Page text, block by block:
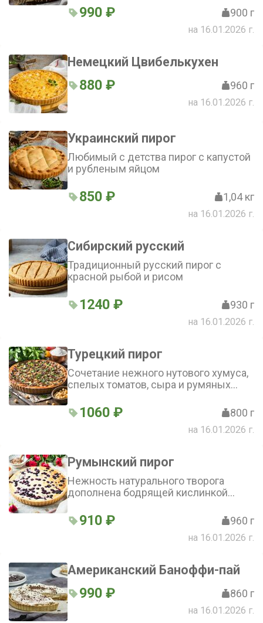
990 ₽ 900 г
на 16.01.2026 г.
Немецкий Цвибелькухен
880 ₽ 960 г
на 16.01.2026 г.
Украинский пирог
Любимый с детства пирог с капустой
и рубленым яйцом
850 ₽ 1,04 кг
на 16.01.2026 г.
Сибирский русский
Традиционный русский пирог с
красной рыбой и рисом
1240 ₽ 930 г
на 16.01.2026 г.
Турецкий пирог
Cочетание нежного нутового хумуса,
спелых томатов, сыра и румяных
Сытная альтернатива мясным
пирогам
1060 ₽ 800 г
на 16.01.2026 г.
Румынский пирог
Нежность натурального творога
дополнена бодрящей кислинкой
910 ₽ 960 г
на 16.01.2026 г.
Американский Баноффи-пай
990 ₽ 860 г
на 16.01.2026 г.